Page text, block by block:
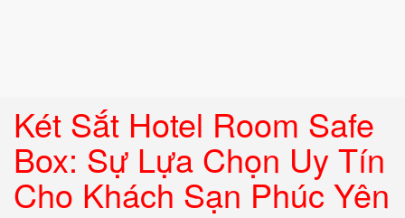
Két Sắt Hotel Room Safe
Box: Sự Lựa Chọn Uy Tín
Cho Khách Sạn Phúc Yên